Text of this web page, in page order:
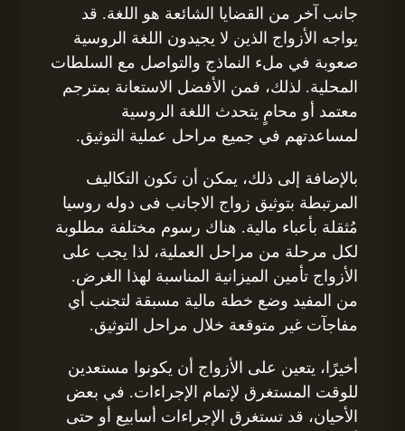
جانب آخر من القضايا الشائعة هو اللغة. قد
يواجه الأزواج الذين لا يجيدون اللغة الروسية
صعوبة في ملء النماذج والتواصل مع السلطات
المحلية. لذلك، فمن الأفضل الاستعانة بمترجم
معتمد أو محامٍ يتحدث اللغة الروسية
لمساعدتهم في جميع مراحل عملية التوثيق.
بالإضافة إلى ذلك، يمكن أن تكون التكاليف
المرتبطة بتوثيق زواج الاجانب فى دوله روسيا
مُثقلة بأعباء مالية. هناك رسوم مختلفة مطلوبة
لكل مرحلة من مراحل العملية، لذا يجب على
الأزواج تأمين الميزانية المناسبة لهذا الغرض.
من المفيد وضع خطة مالية مسبقة لتجنب أي
مفاجآت غير متوقعة خلال مراحل التوثيق.
أخيرًا، يتعين على الأزواج أن يكونوا مستعدين
للوقت المستغرق لإتمام الإجراءات. في بعض
الأحيان، قد تستغرق الإجراءات أسابيع أو حتى